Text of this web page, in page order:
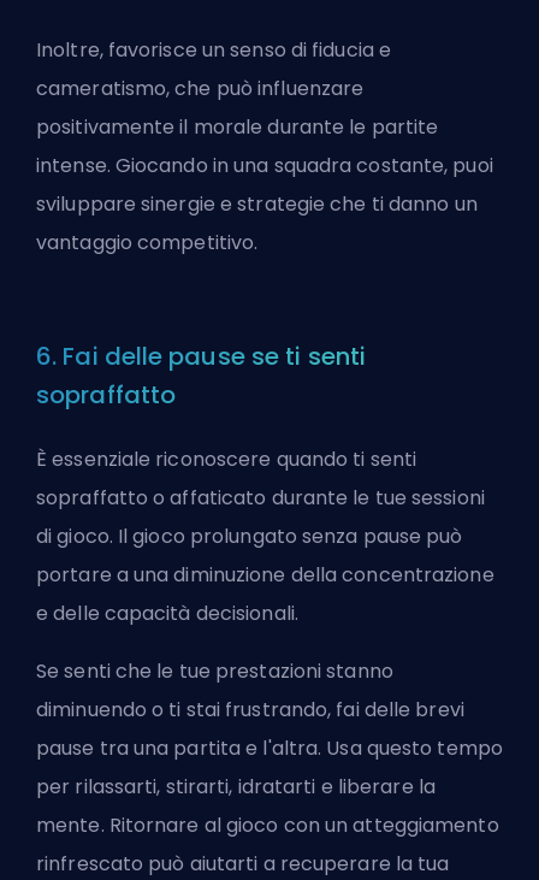
Inoltre, favorisce un senso di fiducia e
cameratismo, che può influenzare
positivamente il morale durante le partite
intense. Giocando in una squadra costante, puoi
sviluppare sinergie e strategie che ti danno un
vantaggio competitivo.
6. Fai delle pause se ti senti
sopraffatto
È essenziale riconoscere quando ti senti
sopraffatto o affaticato durante le tue sessioni
di gioco. Il gioco prolungato senza pause può
portare a una diminuzione della concentrazione
e delle capacità decisionali.
Se senti che le tue prestazioni stanno
diminuendo o ti stai frustrando, fai delle brevi
pause tra una partita e l'altra. Usa questo tempo
per rilassarti, stirarti, idratarti e liberare la
mente. Ritornare al gioco con un atteggiamento
rinfrescato può aiutarti a recuperare la tua